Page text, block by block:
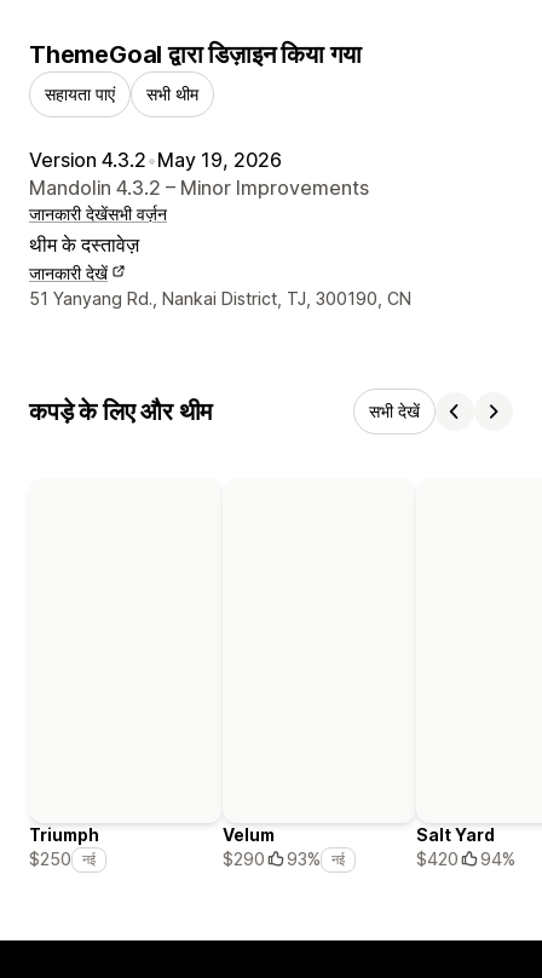
ThemeGoal द्वारा डिज़ाइन किया गया
सहायता पाएं सभी थीम
Version 4.3.2•May 19, 2026
Mandolin 4.3.2 – Minor Improvements
जानकारी देखेंसभी वर्ज़न
थीम के दस्तावेज़
जानकारी देखें
डिज़ाइनर के संपर्क की जानकारी
51 Yanyang Rd., Nankai District, TJ, 300190, CN
कपड़े के लिए और थीम सभी देखें
Triumph
$250
नई
Velum
$290
93% नई
Salt Yard
$420
94%